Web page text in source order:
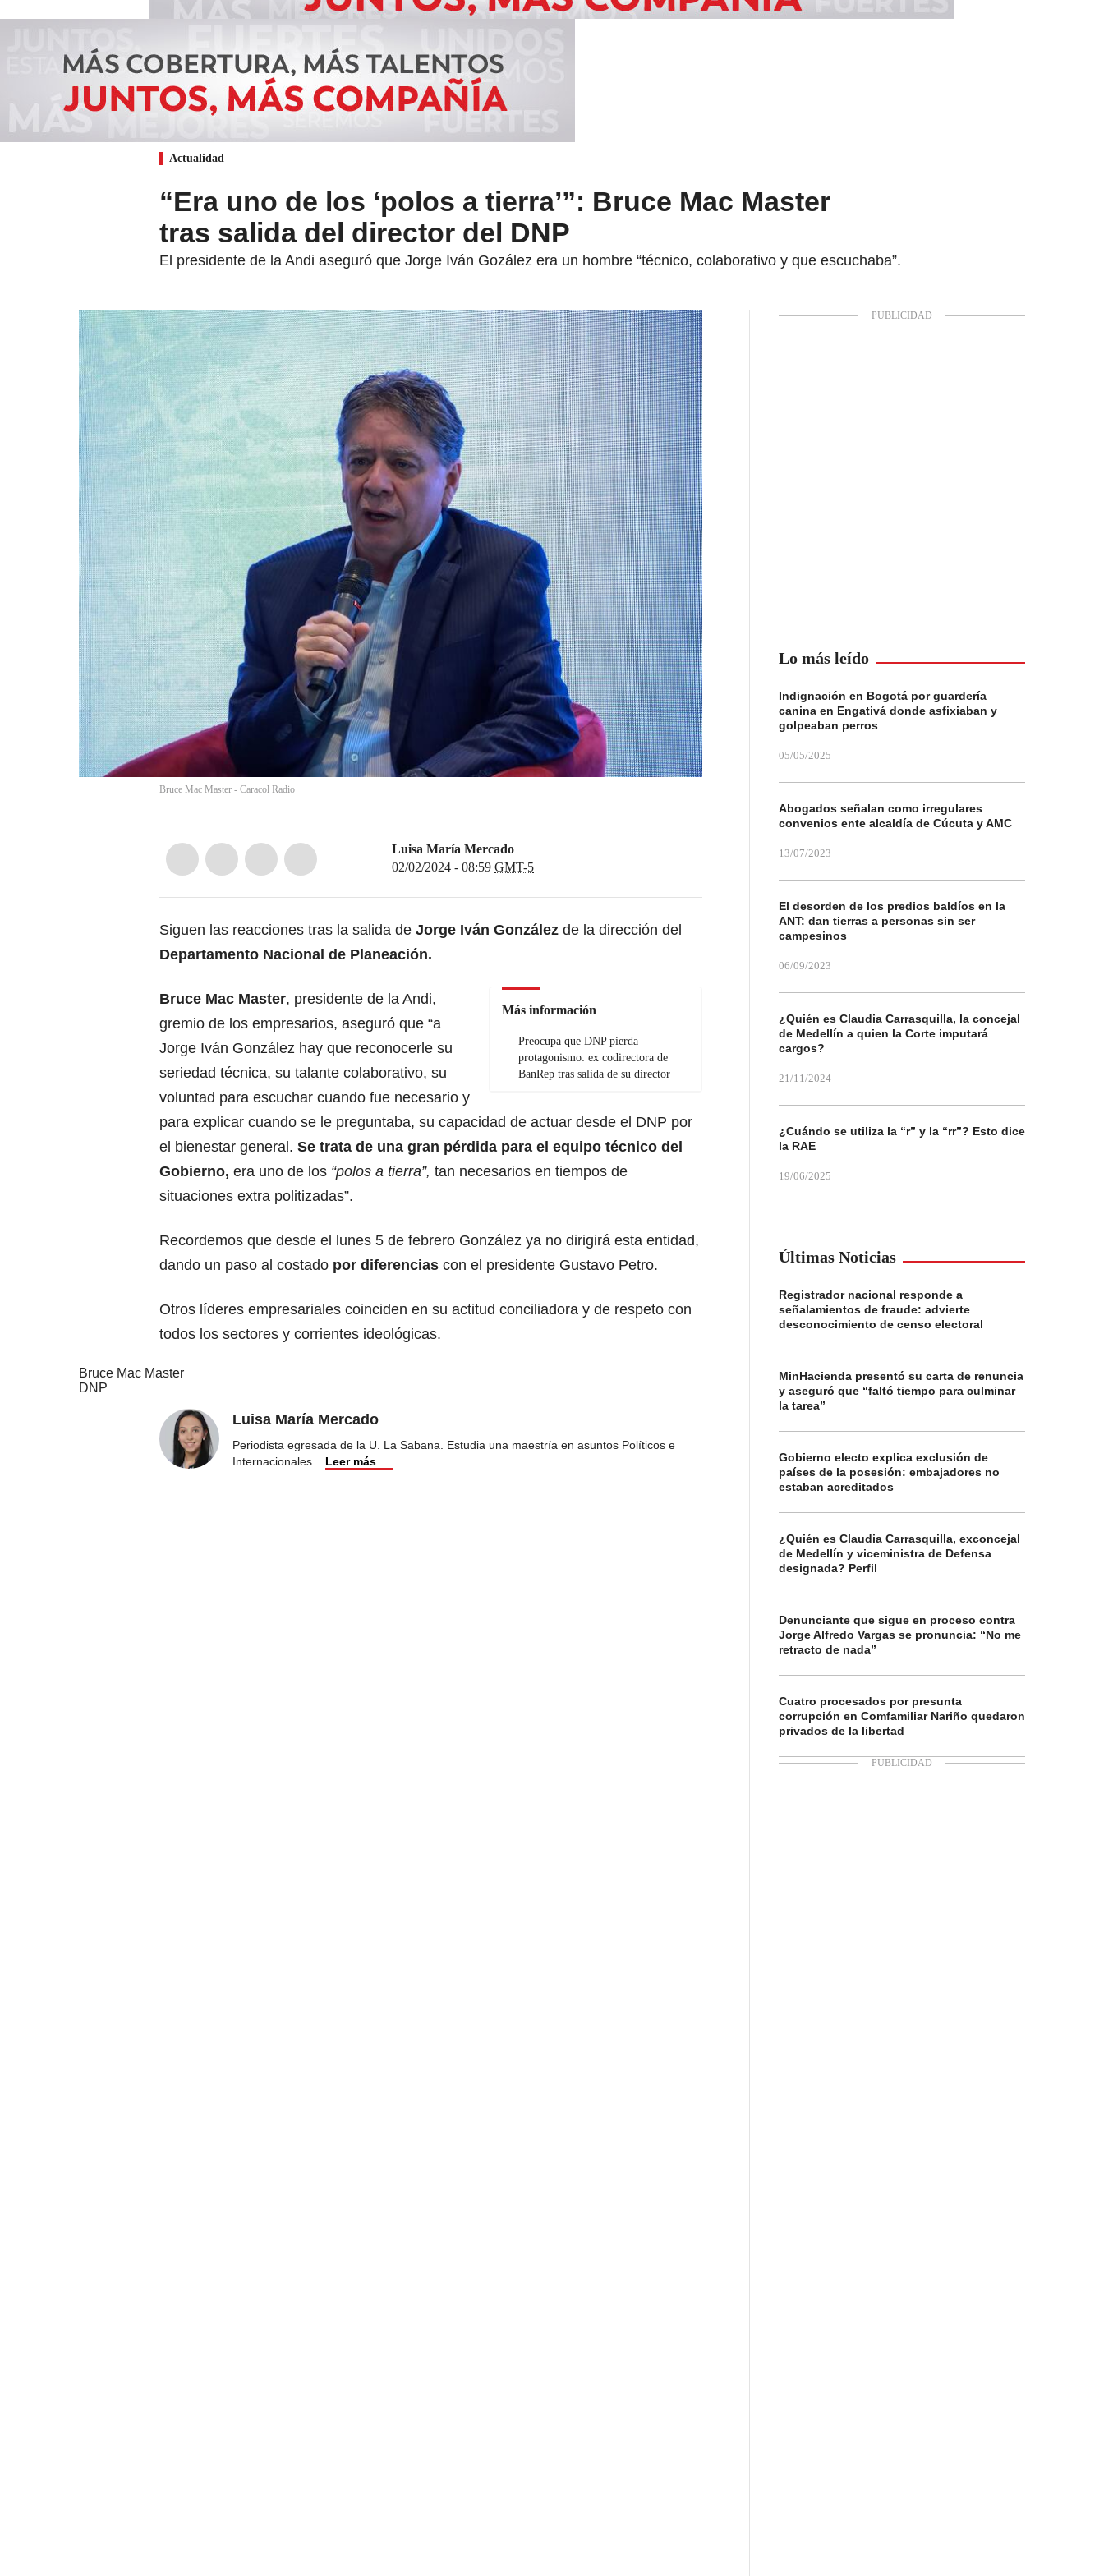
Actualidad
“Era uno de los ‘polos a tierra’”: Bruce Mac Master
tras salida del director del DNP
El presidente de la Andi aseguró que Jorge Iván Gozález era un hombre “técnico, colaborativo y que escuchaba”.
Bruce Mac Master - Caracol Radio
Luisa María Mercado
02/02/2024 - 08:59 GMT-5
Siguen las reacciones tras la salida de Jorge Iván González de la dirección del
Departamento Nacional de Planeación.
Más información
Preocupa que DNP pierda
protagonismo: ex codirectora de
BanRep tras salida de su director
Bruce Mac Master, presidente de la Andi,
gremio de los empresarios, aseguró que “a
Jorge Iván González hay que reconocerle su
seriedad técnica, su talante colaborativo, su
voluntad para escuchar cuando fue necesario y
para explicar cuando se le preguntaba, su capacidad de actuar desde el DNP por
el bienestar general. Se trata de una gran pérdida para el equipo técnico del
Gobierno, era uno de los “polos a tierra”, tan necesarios en tiempos de
situaciones extra politizadas”.
Recordemos que desde el lunes 5 de febrero González ya no dirigirá esta entidad,
dando un paso al costado por diferencias con el presidente Gustavo Petro.
Otros líderes empresariales coinciden en su actitud conciliadora y de respeto con
todos los sectores y corrientes ideológicas.
Bruce Mac Master
DNP
Luisa María Mercado
Periodista egresada de la U. La Sabana. Estudia una maestría en asuntos Políticos e
Internacionales... Leer más
Lo más leído
Indignación en Bogotá por guardería
canina en Engativá donde asfixiaban y
golpeaban perros
05/05/2025
Abogados señalan como irregulares
convenios ente alcaldía de Cúcuta y AMC
13/07/2023
El desorden de los predios baldíos en la
ANT: dan tierras a personas sin ser
campesinos
06/09/2023
¿Quién es Claudia Carrasquilla, la concejal
de Medellín a quien la Corte imputará
cargos?
21/11/2024
¿Cuándo se utiliza la “r” y la “rr”? Esto dice
la RAE
19/06/2025
Últimas Noticias
Registrador nacional responde a
señalamientos de fraude: advierte
desconocimiento de censo electoral
MinHacienda presentó su carta de renuncia
y aseguró que “faltó tiempo para culminar
la tarea”
Gobierno electo explica exclusión de
países de la posesión: embajadores no
estaban acreditados
¿Quién es Claudia Carrasquilla, exconcejal
de Medellín y viceministra de Defensa
designada? Perfil
Denunciante que sigue en proceso contra
Jorge Alfredo Vargas se pronuncia: “No me
retracto de nada”
Cuatro procesados por presunta
corrupción en Comfamiliar Nariño quedaron
privados de la libertad